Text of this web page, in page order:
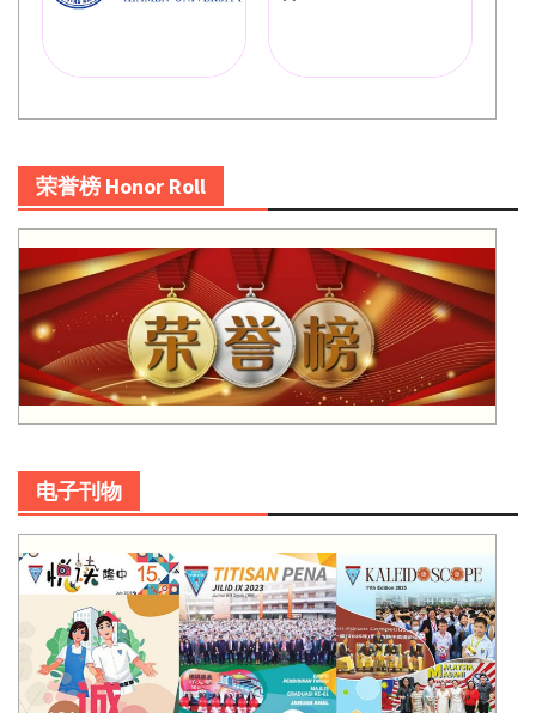
荣誉榜 Honor Roll
电子刊物